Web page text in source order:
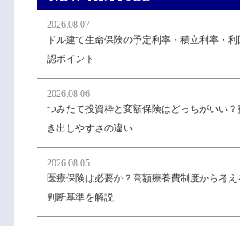
2026.08.07
ドル建て生命保険の予定利率・積立利率・
認ポイント
2026.08.06
つみたて投資枠と変額保険はどっちがいい？
き出しやすさの違い
2026.08.05
医療保険は必要か？高額療養費制度から考
判断基準を解説